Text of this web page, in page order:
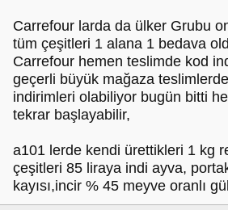
Carrefour larda da ülker Grubu
tüm çeşitleri 1 alana 1 bedava
Carrefour hemen teslimde kod
geçerli büyük mağaza
indirimleri olabiliyor bugün bitti
tekrar başlayabilir,
a101 lerde kendi ürettikleri 1 kg
çeşitleri 85 liraya indi ayva,
kayısı,incir % 45 meyve oranlı